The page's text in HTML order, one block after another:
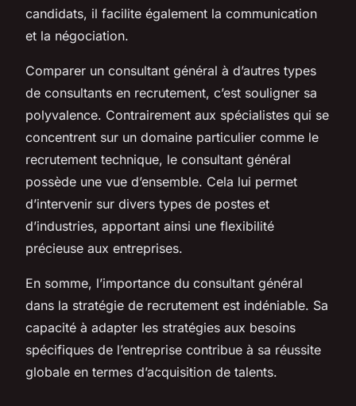
candidats, il facilite également la communication
et la négociation.
Comparer un consultant général à d’autres types
de consultants en recrutement, c’est souligner sa
polyvalence. Contrairement aux spécialistes qui se
concentrent sur un domaine particulier comme le
recrutement technique, le consultant général
possède une vue d’ensemble. Cela lui permet
d’intervenir sur divers types de postes et
d’industries, apportant ainsi une flexibilité
précieuse aux entreprises.
En somme, l’importance du consultant général
dans la stratégie de recrutement est indéniable. Sa
capacité à adapter les stratégies aux besoins
spécifiques de l’entreprise contribue à sa réussite
globale en termes d’acquisition de talents.